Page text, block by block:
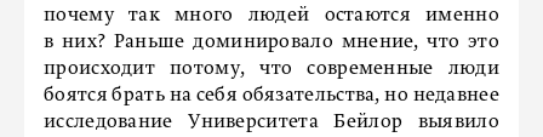
почему так много людей остаются именно
в них? Раньше доминировало мнение, что это
происходит потому, что современные люди
боятся брать на себя обязательства, но недавнее
исследование Университета Бейлор выявило